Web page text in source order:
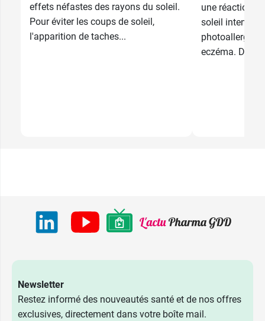
effets néfastes des rayons du soleil.
Pour éviter les coups de soleil,
l'apparition de taches...
une réaction
soleil intense,
eczéma. Dans
Newsletter
Restez informé des nouveautés santé et de nos offres
exclusives, directement dans votre boîte mail.